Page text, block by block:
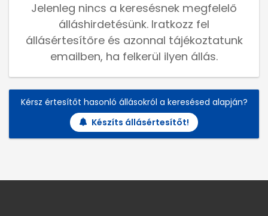
Jelenleg nincs a keresésnek megfelelő
álláshirdetésünk. Iratkozz fel
állásértesítőre és azonnal tájékoztatunk
emailben, ha felkerül ilyen állás.
Kérsz értesítőt hasonló állásokról a keresésed alapján?
Készíts állásértesítőt!